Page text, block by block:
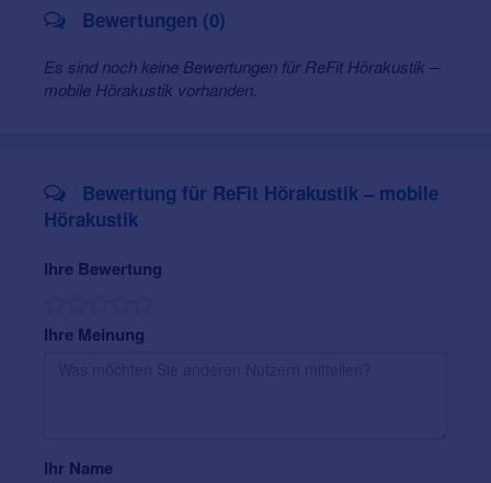
Objektive Hörgeräte-Messungen
Messverfahren
Messungen vor, während und nach der
Nachvollziehbare und messbare
Anpassungsergebnisse
Höranalyse und Beratung
Persönliche Beratung in ruhiger Umgebung
Hörvermögens
Empfehlung neuer Hörgeräte ausschließlich bei
Bewertungen (0)
Es sind noch keine Bewertungen für ReFit Hörakustik –
mobile Hörakustik vorhanden.
Bewertung für ReFit Hörakustik – mobile
Hörakustik
Ihre Bewertung
Ihre Meinung
Ihr Name